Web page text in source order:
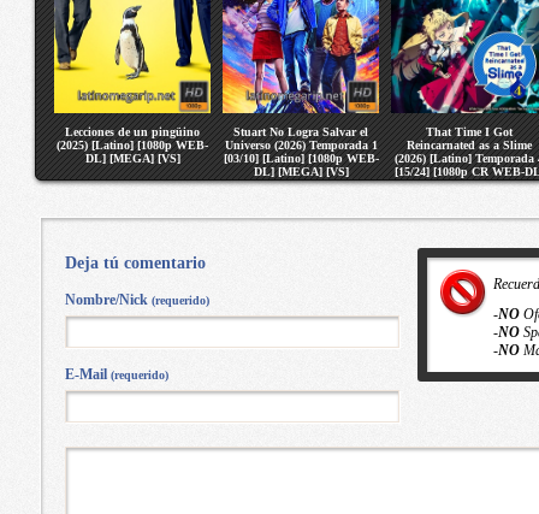
Lecciones de un pingüino
(2025) [Latino] [1080p WEB-
DL] [MEGA] [VS]
Stuart No Logra Salvar el
Universo (2026) Temporada 1
[03/10] [Latino] [1080p WEB-
DL] [MEGA] [VS]
That Time I Got
Reincarnated as a Slime
(2026) [Latino] Temporada
[15/24] [1080p CR WEB-
[MEGA] [VS]
-NO
-NO
-NO
Deja tú comentario
Nombre/Nick (requerido)
E-Mail (requerido)